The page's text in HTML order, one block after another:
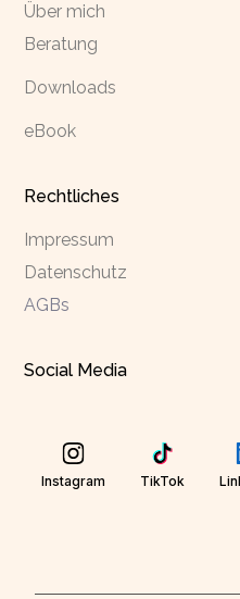
Über mich
Beratung
Downloads
eBook
Rechtliches
Impressum
Datenschutz
AGBs
Social Media
Instagram TikTok